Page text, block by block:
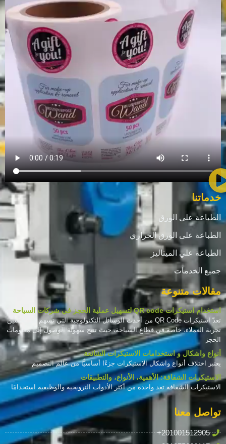
خدماتنا
الطباعة على الورق
الطباعة على الورق الحراري
الطباعة علي الميتاليز
جميع الخدمات
مقالات متنوعة
استخدام استيكرات QR code لتسهيل عملية الحجز في شركات السياحة
تعدّ استيكرات QR Code من أحدث الوسائل التكنولوجية التي تسهم في تحسين
تجربة العملاء، خاصة في قطاع السياحة، حيث تتيح سهولة الوصول إلى معلومات
الحجز
أنواع واشكال و استخدامات الاستيكرات الشائعة
يعتبر اختلاف أنواع واشكال الاستيكرات جزءًا أساسيًّا من عالم التصميم
الاستيكرات الشفافة: الأهمية، الأنواع، والتطبيقات
الاستيكرات الشفافة تعد واحدة من أكثر الأدوات الترويجية والوظيفية استخدامًا
تواصل معنا
+201001512905